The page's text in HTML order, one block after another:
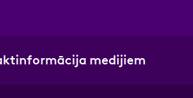
medijiem